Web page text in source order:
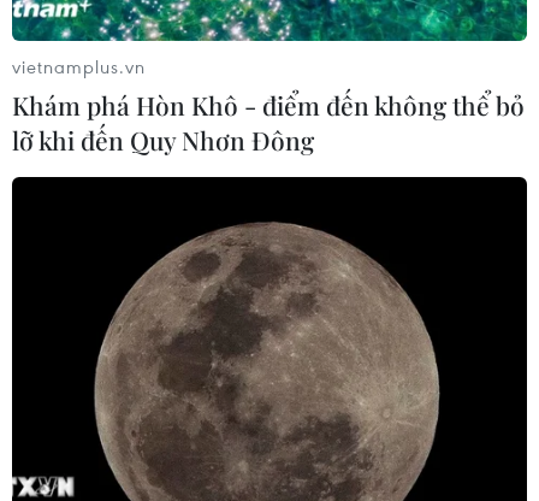
vietnamplus.vn
Khám phá Hòn Khô - điểm đến không thể bỏ
lỡ khi đến Quy Nhơn Đông